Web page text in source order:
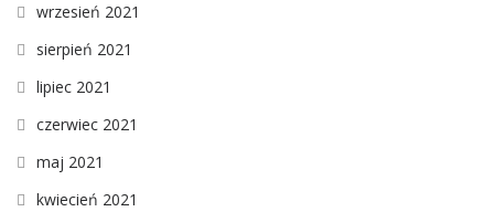
wrzesień 2021
sierpień 2021
lipiec 2021
czerwiec 2021
maj 2021
kwiecień 2021